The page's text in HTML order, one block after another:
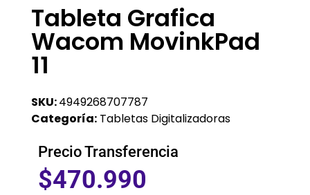
Tableta Grafica
Wacom MovinkPad
11
SKU:4949268707787
Categoría: Tabletas Digitalizadoras
Precio Transferencia
$470.990